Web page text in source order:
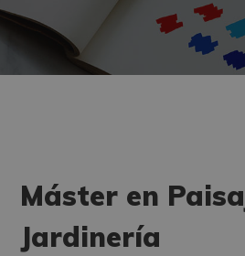
Máster en
Jardinería